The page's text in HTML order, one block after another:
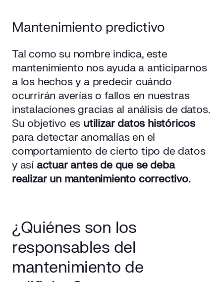
Mantenimiento predictivo
Tal como su nombre indica, este
mantenimiento nos ayuda a anticiparnos
a los hechos y a predecir cuándo
ocurrirán averías o fallos en nuestras
instalaciones gracias al análisis de datos.
Su objetivo es utilizar datos históricos
para detectar anomalías en el
comportamiento de cierto tipo de datos
y así actuar antes de que se deba
realizar un mantenimiento correctivo.
¿Quiénes son los
responsables del
mantenimiento de